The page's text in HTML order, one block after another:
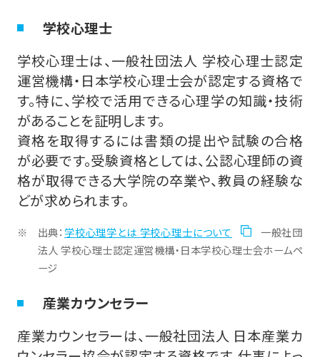
学校心理士
学校心理士は、一般社団法人 学校心理士認定
運営機構・日本学校心理士会が認定する資格で
す。特に、学校で活用できる心理学の知識・技術
があることを証明します。
資格を取得するには書類の提出や試験の合格
が必要です。受験資格としては、公認心理師の資
格が取得できる大学院の卒業や、教員の経験な
どが求められます。
出典： 学校心理学とは 学校心理士について
一般社団
法人 学校心理士認定運営機構・日本学校心理士会ホームペ
ージ
産業カウンセラー
産業カウンセラーは、一般社団法人 日本産業カ